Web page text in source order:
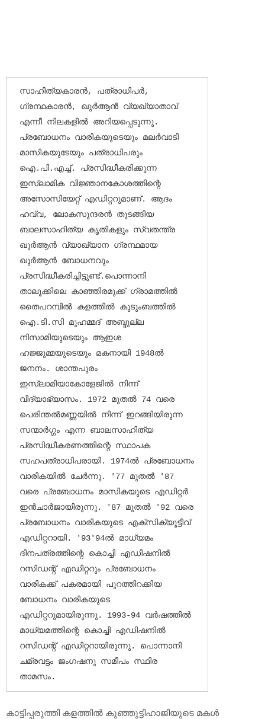
സാഹിത്യകാരന്‍, പത്രാധിപര്‍,
ഗ്രന്ഥകാരന്‍, ഖുര്‍ആന്‍ വ്യഖ്യാതാവ്
എന്നീ നിലകളില്‍ അറിയപ്പെടുന്നു.
പ്രബോധനം വാരികയുടെയും മലര്‍വാടി
മാസികയുടേയും പത്രാധിപരും
ഐ.പി.എച്ച്. പ്രസിദ്ധീകരിക്കുന്ന
ഇസ്‌ലാമിക വിജ്ഞാനകോശത്തിന്റെ
അസോസിയേറ്റ് എഡിറ്ററുമാണ്. ആദം
ഹവ്വ, ലോകസുന്ദരന്‍ തുടങ്ങിയ
ബാലസാഹിത്യ കൃതികളും സ്വതന്ത്ര
ഖുര്‍ആന്‍ വ്യാഖ്യാന ഗ്രന്ഥമായ
ഖുര്‍ആന്‍ ബോധനവും
പ്രസിദ്ധീകരിച്ചിട്ടുണ്ട്.പൊന്നാനി
താലൂക്കിലെ കാഞ്ഞിരമുക്ക് ഗ്രാമത്തില്‍
തൈപറമ്പില്‍ കളത്തില്‍ കുടുംബത്തില്‍
ഐ.ടി.സി മുഹമ്മദ് അബ്ദുല്ല
നിസാമിയുടെയും ആഇശ
ഹജ്ജുമ്മയുടെയും മകനായി 1948ല്‍
ജനനം. ശാന്തപുരം
ഇസ്‌ലാമിയാകോളേജില്‍ നിന്ന്
വിദ്യാഭ്യാസം. 1972 മുതല്‍ 74 വരെ
പെരിന്തല്‍മണ്ണയില്‍ നിന്ന് ഇറങ്ങിയിരുന്ന
സന്മാര്‍ഗ്ഗം എന്ന ബാലസാഹിത്യ
പ്രസിദ്ധീകരണത്തിന്റെ സ്ഥാപക
സഹപത്രാധിപരായി. 1974ല്‍ പ്രബോധനം
വാരികയില്‍ ചേര്‍ന്നു. '77 മുതല്‍ '87
വരെ പ്രബോധനം മാസികയുടെ എഡിറ്റര്‍
ഇന്‍ചാര്‍ജായിരുന്നു. '87 മുതല്‍ '92 വരെ
പ്രബോധനം വാരികയുടെ എക്‌സിക്യൂട്ടീവ്
എഡിറ്ററായി. '93'94ല്‍ മാധ്യമം
ദിനപത്രത്തിന്റെ കൊച്ചി എഡിഷനില്‍
റസിഡന്റ് എഡിറ്ററും പ്രബോധനം
വാരികക്ക് പകരമായി പുറത്തിറക്കിയ
ബോധനം വാരികയുടെ
എഡിറ്ററുമായിരുന്നു. 1993-94 വര്‍ഷത്തില്‍
മാധ്യമത്തിന്റെ കൊച്ചി എഡിഷനില്‍
റസിഡന്റ് എഡിറ്ററായിരുന്നു. പൊന്നാനി
ചമ്രവട്ടം ജംഗഷനു സമീപം സ്ഥിര
താമസം.
കാട്ടിപ്പരുത്തി കളത്തില്‍ കുഞ്ഞുട്ടിഹാജിയുടെ മകള്‍